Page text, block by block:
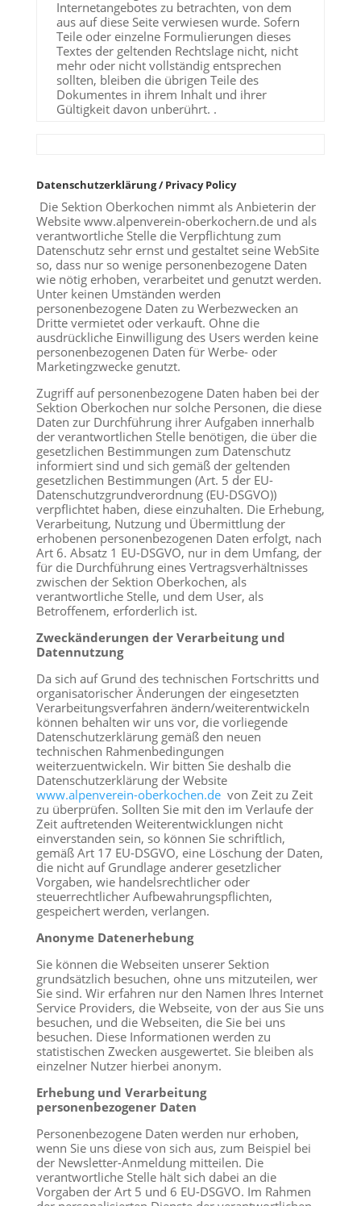
Internetangebotes zu betrachten, von dem
aus auf diese Seite verwiesen wurde. Sofern
Teile oder einzelne Formulierungen dieses
Textes der geltenden Rechtslage nicht, nicht
mehr oder nicht vollständig entsprechen
sollten, bleiben die übrigen Teile des
Dokumentes in ihrem Inhalt und ihrer
Gültigkeit davon unberührt. .
Datenschutzerklärung / Privacy Policy
Die Sektion Oberkochen nimmt als Anbieterin der
Website www.alpenverein-oberkochern.de und als
verantwortliche Stelle die Verpflichtung zum
Datenschutz sehr ernst und gestaltet seine WebSite
so, dass nur so wenige personenbezogene Daten
wie nötig erhoben, verarbeitet und genutzt werden.
Unter keinen Umständen werden
personenbezogene Daten zu Werbezwecken an
Dritte vermietet oder verkauft. Ohne die
ausdrückliche Einwilligung des Users werden keine
personenbezogenen Daten für Werbe- oder
Marketingzwecke genutzt.
Zugriff auf personenbezogene Daten haben bei der
Sektion Oberkochen nur solche Personen, die diese
Daten zur Durchführung ihrer Aufgaben innerhalb
der verantwortlichen Stelle benötigen, die über die
gesetzlichen Bestimmungen zum Datenschutz
informiert sind und sich gemäß der geltenden
gesetzlichen Bestimmungen (Art. 5 der EU-
Datenschutzgrundverordnung (EU-DSGVO))
verpflichtet haben, diese einzuhalten. Die Erhebung,
Verarbeitung, Nutzung und Übermittlung der
erhobenen personenbezogenen Daten erfolgt, nach
Art 6. Absatz 1 EU-DSGVO, nur in dem Umfang, der
für die Durchführung eines Vertragsverhältnisses
zwischen der Sektion Oberkochen, als
verantwortliche Stelle, und dem User, als
Betroffenem, erforderlich ist.
Zweckänderungen der Verarbeitung und
Datennutzung
Da sich auf Grund des technischen Fortschritts und
organisatorischer Änderungen der eingesetzten
Verarbeitungsverfahren ändern/weiterentwickeln
können behalten wir uns vor, die vorliegende
Datenschutzerklärung gemäß den neuen
technischen Rahmenbedingungen
weiterzuentwickeln. Wir bitten Sie deshalb die
Datenschutzerklärung der Website
www.alpenverein-oberkochen.devon Zeit zu Zeit
zu überprüfen. Sollten Sie mit den im Verlaufe der
Zeit auftretenden Weiterentwicklungen nicht
einverstanden sein, so können Sie schriftlich,
gemäß Art 17 EU-DSGVO, eine Löschung der Daten,
die nicht auf Grundlage anderer gesetzlicher
Vorgaben, wie handelsrechtlicher oder
steuerrechtlicher Aufbewahrungspflichten,
gespeichert werden, verlangen.
Anonyme Datenerhebung
Sie können die Webseiten unserer Sektion
grundsätzlich besuchen, ohne uns mitzuteilen, wer
Sie sind. Wir erfahren nur den Namen Ihres Internet
Service Providers, die Webseite, von der aus Sie uns
besuchen, und die Webseiten, die Sie bei uns
besuchen. Diese Informationen werden zu
statistischen Zwecken ausgewertet. Sie bleiben als
einzelner Nutzer hierbei anonym.
Erhebung und Verarbeitung
personenbezogener Daten
Personenbezogene Daten werden nur erhoben,
wenn Sie uns diese von sich aus, zum Beispiel bei
der Newsletter-Anmeldung mitteilen. Die
verantwortliche Stelle hält sich dabei an die
Vorgaben der Art 5 und 6 EU-DSGVO. Im Rahmen